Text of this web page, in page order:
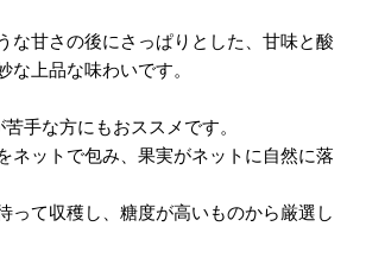
な甘さの後にさっぱりとした、甘味と酸
な上品な味わいです。
手な方にもおススメです。
ネットで包み、果実がネットに自然に落
って収穫し、糖度が高いものから厳選し